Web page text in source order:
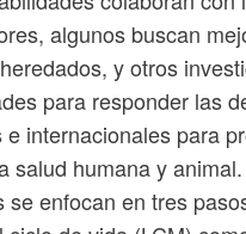
algunos buscan
y otros
para responder las
e internacionales para
salud humana y
se enfocan en tres